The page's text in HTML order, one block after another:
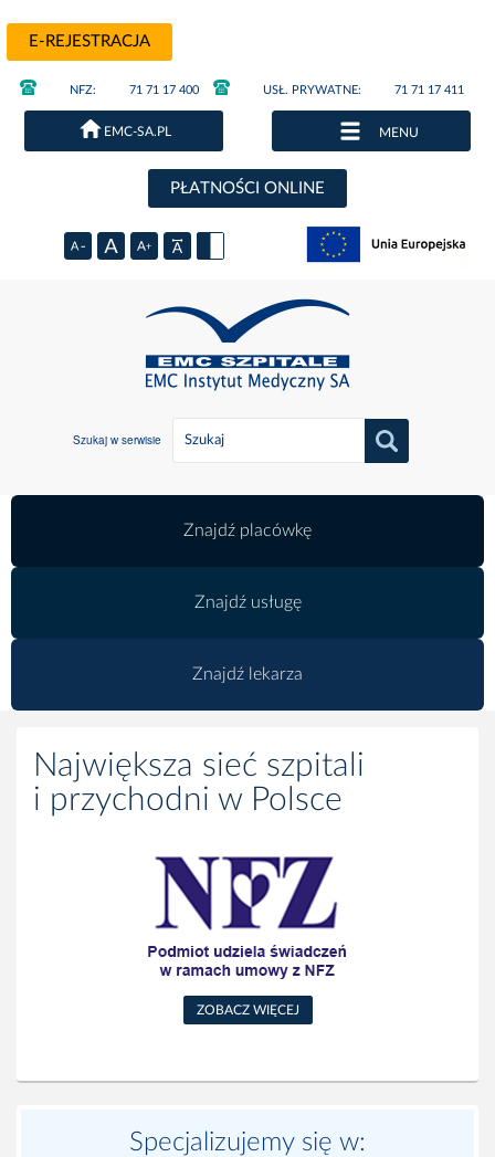
E-REJESTRACJA
NFZ: 71 71 17 400 USŁ. PRYWATNE: 71 71 17 411
EMC-SA.PL MENU
PŁATNOŚCI ONLINE
Szukaj w serwisie
Znajdź placówkę
Znajdź usługę
Znajdź lekarza
Największa sieć szpitali
i przychodni w Polsce
ZOBACZ WIĘCEJ
Specjalizujemy się w: